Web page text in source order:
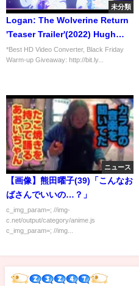
未分類
Logan: The Wolverine Return
'Teaser Trailer'(2022) Hugh
Jackman, Ryan Reynolds,
Dafne Knee "Concept"
*Best HD Video Converter, Black Friday
Warm-up Giveaway: http://bit.ly...
ニュース
【画像】熊田曜子(39)「こんなお
ばさんでいいの…？」
c_img_param=; //img-
c.net/output/category/anime.js
c_img_param=; //img...